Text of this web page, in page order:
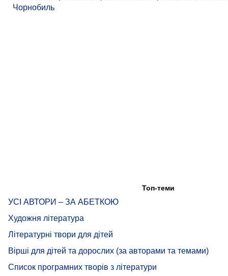
Чорнобиль
Топ-теми
УСІ АВТОРИ – ЗА АБЕТКОЮ
Художня література
Літературні твори для дітей
Вірші для дітей та дорослих (за авторами та темами)
Список програмних творів з літератури